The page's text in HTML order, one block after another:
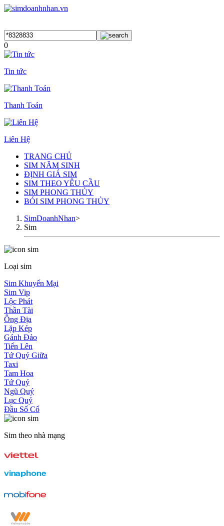
0
Tin tức
Thanh Toán
Liên Hệ
TRANG CHỦ
SIM NĂM SINH
ĐỊNH GIÁ SIM
SIM THEO YÊU CẦU
SIM PHONG THỦY
BÓI SIM PHONG THỦY
SimDoanhNhan>
Sim
Loại sim
Sim Khuyến Mại
Sim Vip
Lộc Phát
Thần Tài
Ông Địa
Lặp Kép
Gánh Đảo
Tiến Lên
Tứ Quý Giữa
Taxi
Tam Hoa
Tứ Quý
Ngũ Quý
Lục Quý
Đầu Số Cổ
Sim theo nhà mạng